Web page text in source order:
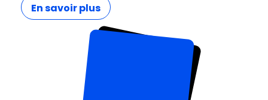
En savoir plus